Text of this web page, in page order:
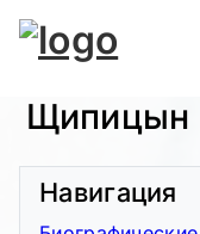
Щипицын
Навигация